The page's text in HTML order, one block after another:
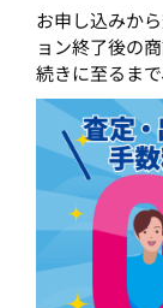
お申し込みか
ョン終了後の
続きに至るま